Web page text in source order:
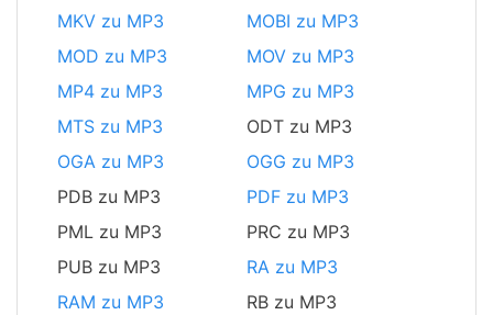
MKV zu MP3
MOBI zu MP3
MOD zu MP3
MOV zu MP3
MP4 zu MP3
MPG zu MP3
MTS zu MP3
ODT zu MP3
OGA zu MP3
OGG zu MP3
PDB zu MP3
PDF zu MP3
PML zu MP3
PRC zu MP3
PUB zu MP3
RA zu MP3
RAM zu MP3
RB zu MP3